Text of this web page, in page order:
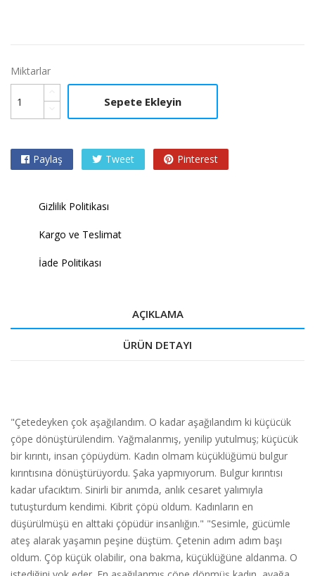
Miktarlar
Sepete Ekleyin
Paylaş Tweet Pinterest
Gizlilik Politikası
Kargo ve Teslimat
İade Politikası
AÇIKLAMA
ÜRÜN DETAYI
"Çetedeyken çok aşağılandım. O kadar aşağılandım ki küçücük
çöpe dönüştürülendim. Yağmalanmış, yenilip yutulmuş; küçücük
bir kırıntı, insan çöpüydüm. Kadın olmam küçüklüğümü bulgur
kırıntısına dönüştürüyordu. Şaka yapmıyorum. Bulgur kırıntısı
kadar ufacıktım. Sinirli bir anımda, anlık cesaret yalımıyla
tutuşturdum kendimi. Kibrit çöpü oldum. Kadınların en
düşürülmüşü en alttaki çöpüdür insanlığın." "Sesimle, gücümle
ateş alarak yaşamın peşine düştüm. Çetenin adım adım başı
oldum. Çöp küçük olabilir, ona bakma, küçüklüğüne aldanma. O